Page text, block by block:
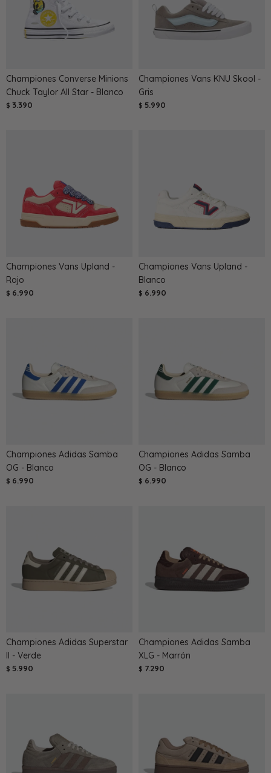
Championes Converse Minions
Chuck Taylor All Star - Blanco
$ 3.390
Championes Vans KNU Skool -
Gris
$ 5.990
Championes Vans Upland -
Rojo
$ 6.990
Championes Vans Upland -
Blanco
$ 6.990
Championes Adidas Samba
OG - Blanco
$ 6.990
Championes Adidas Samba
OG - Blanco
$ 6.990
Championes Adidas Superstar
II - Verde
$ 5.990
Championes Adidas Samba
XLG - Marrón
$ 7.290